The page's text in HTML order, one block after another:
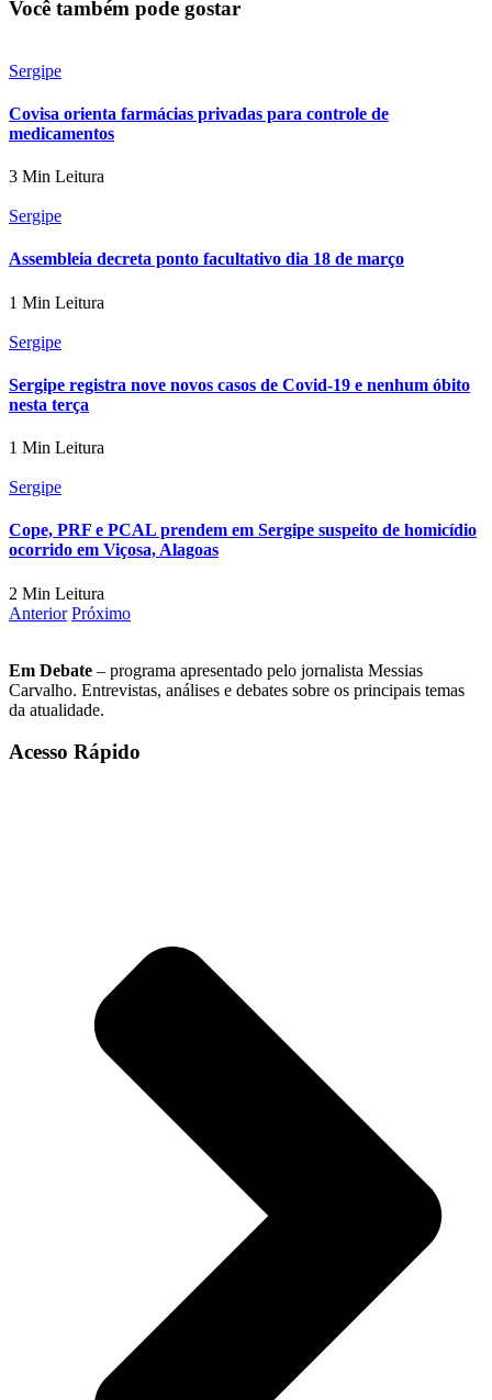
Você também pode gostar
Sergipe
Covisa orienta farmácias privadas para controle de
medicamentos
3 Min Leitura
Sergipe
Assembleia decreta ponto facultativo dia 18 de março
1 Min Leitura
Sergipe
Sergipe registra nove novos casos de Covid-19 e nenhum óbito
nesta terça
1 Min Leitura
Sergipe
Cope, PRF e PCAL prendem em Sergipe suspeito de homicídio
ocorrido em Viçosa, Alagoas
2 Min Leitura
Anterior Próximo
Em Debate – programa apresentado pelo jornalista Messias
Carvalho. Entrevistas, análises e debates sobre os principais temas
da atualidade.
Acesso Rápido